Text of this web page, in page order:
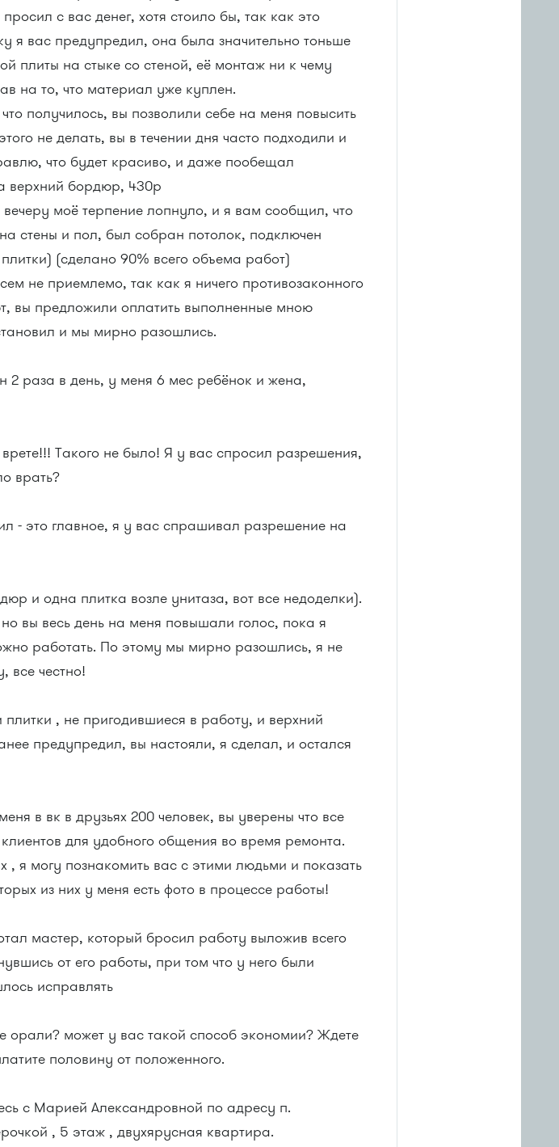
с вас денег, хотя стоило бы, так как это
я вас предупредил, она была значительно тоньше
плиты на стыке со стеной, её монтаж ни к чему
на то, что материал уже куплен.
получилось, вы позволили себе на меня повысить
не делать, вы в течении дня часто подходили и
что будет красиво, и даже пообещал
верхний бордюр, 430р
моё терпение лопнуло, и я вам сообщил, что
стены и пол, был собран потолок, подключен
(сделано 90% всего объема работ)
не приемлемо, так как я ничего противозаконного
вы предложили оплатить выполненные мною
и мы мирно разошлись.
2 раза в день, у меня 6 мес ребёнок и жена,
Такого не было! Я у вас спросил разрешения,
врать?
- это главное, я у вас спрашивал разрешение на
и одна плитка возле унитаза, вот все недоделки).
вы весь день на меня повышали голос, пока я
работать. По этому мы мирно разошлись, я не
все честно!
, не пригодившиеся в работу, и верхний
предупредил, вы настояли, я сделал, и остался
в вк в друзьях 200 человек, вы уверены что все
для удобного общения во время ремонта.
, я могу познакомить вас с этими людьми и показать
из них у меня есть фото в процессе работы!
мастер, который бросил работу выложив всего
от его работы, при том что у него были
исправлять
орали? может у вас такой способ экономии? Ждете
половину от положенного.
с Марией Александровной по адресу п.
, 5 этаж , двухярусная квартира.